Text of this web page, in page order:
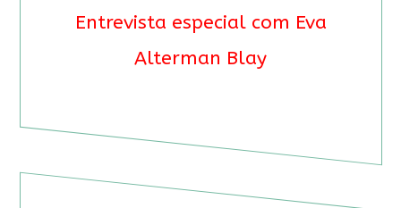
Entrevista especial com Eva
Alterman Blay